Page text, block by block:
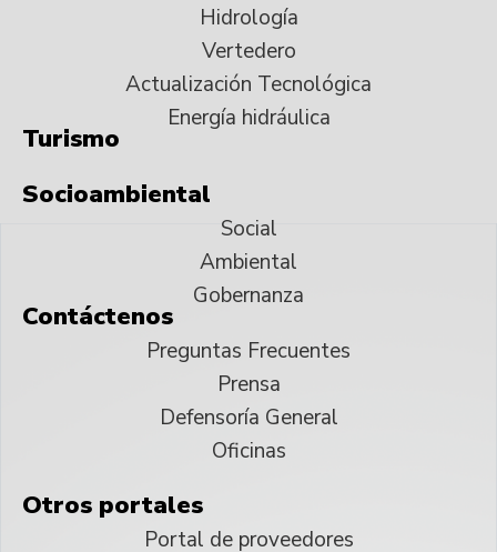
Hidrología
Vertedero
Actualización Tecnológica
Energía hidráulica
Turismo
Socioambiental
Social
Ambiental
Gobernanza
Contáctenos
Preguntas Frecuentes
Prensa
Defensoría General
Oficinas
Otros portales
Portal de proveedores